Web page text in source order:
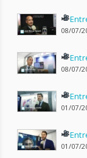
08/07/
08/07/
01/07/
01/07/